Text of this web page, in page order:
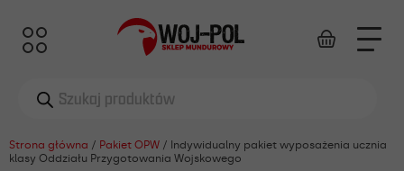
produktów
Strona główna / Pakiet OPW / Indywidualny pakiet wyposażenia ucznia
klasy Oddziału Przygotowania Wojskowego